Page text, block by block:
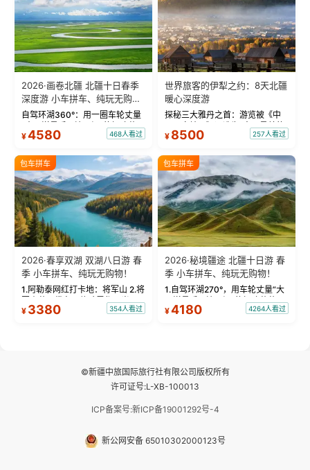
2026·画卷北疆 北疆十日春季
深度游 小车拼车、纯玩无购
物！
自驾环湖360°：用一圈车轮丈量
“大西洋最后一滴眼泪”的极致蔚
蓝。 赛湖旅拍：甄选多款风格服
绝美瞬间。 赛湖坦克300跟车视
频：专业摄影师...
¥4580 468人看过
世界旅客的伊犁之约：8天北疆
暖心深度游
探秘三大雅丹之首：游览被《中
国国家地理》评选为“中国最美的
三大雅丹”第一名的克拉玛依魔鬼
瓦人最大村落——禾木村，欣赏
晨雾与小木...
¥ 8500 257人看过
包车拼车
2026·春享双湖 双湖八日游 春
季 小车拼车、纯玩无购物！
1.阿勒泰网红打卡地：将军山 2.将
军山落日缆车，体验雪都风光 3.
将军山，夕阳派对，蹦迪party 4.
¥ 3380 354人看过
包车拼车
2026·秘境疆途 北疆十日游 春
季 小车拼车、纯玩无购物！
1.自驾环湖270°，用车轮丈量“大
西洋最后一滴眼泪”的极致蔚蓝，
让雪山、花海与深邃湖水在转弯
¥4180 4264人看过
©新疆中旅国际旅行社有限公司版权所有
许可证号:L-XB-100013
ICP备案号:新ICP备19001292号-4
新公网安备 65010302000123号